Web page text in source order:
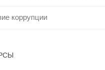
коррупции